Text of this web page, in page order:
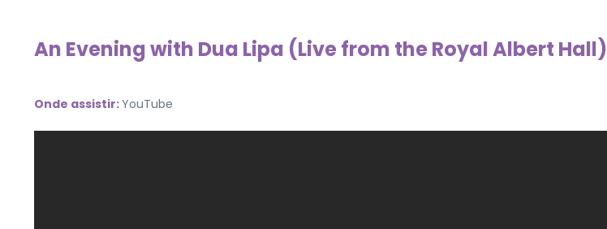
An Evening with Dua Lipa (Live from the Royal Albert Hall)
Onde assistir:YouTube